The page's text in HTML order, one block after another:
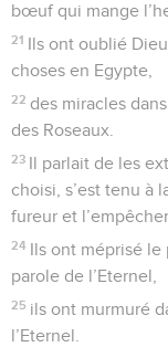
bœuf qui mange
21 Ils ont oublié
choses en Egypte,
22 des miracles
des Roseaux.
23 Il parlait de les
choisi, s’est tenu à
fureur et
24 Ils ont méprisé le
parole de l’Eternel,
25 ils ont murmuré
l’Eternel.